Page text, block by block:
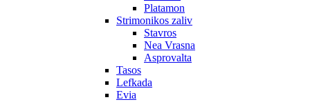
Platamon
Strimonikos zaliv
Stavros
Nea Vrasna
Asprovalta
Tasos
Lefkada
Evia